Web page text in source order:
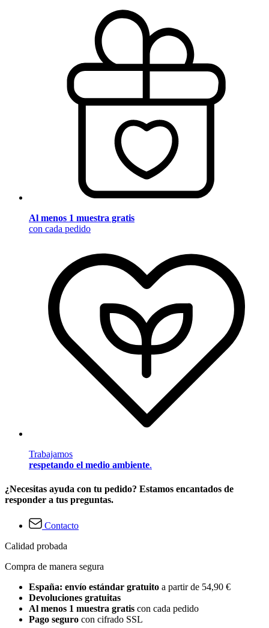
Al menos 1 muestra gratis
con cada pedido
Trabajamos
respetando el medio ambiente.
¿Necesitas ayuda con tu pedido? Estamos encantados de
responder a tus preguntas.
Contacto
Calidad probada
Compra de manera segura
España: envío estándar gratuito a partir de 54,90 €
Devoluciones gratuitas
Al menos 1 muestra gratis con cada pedido
Pago seguro con cifrado SSL